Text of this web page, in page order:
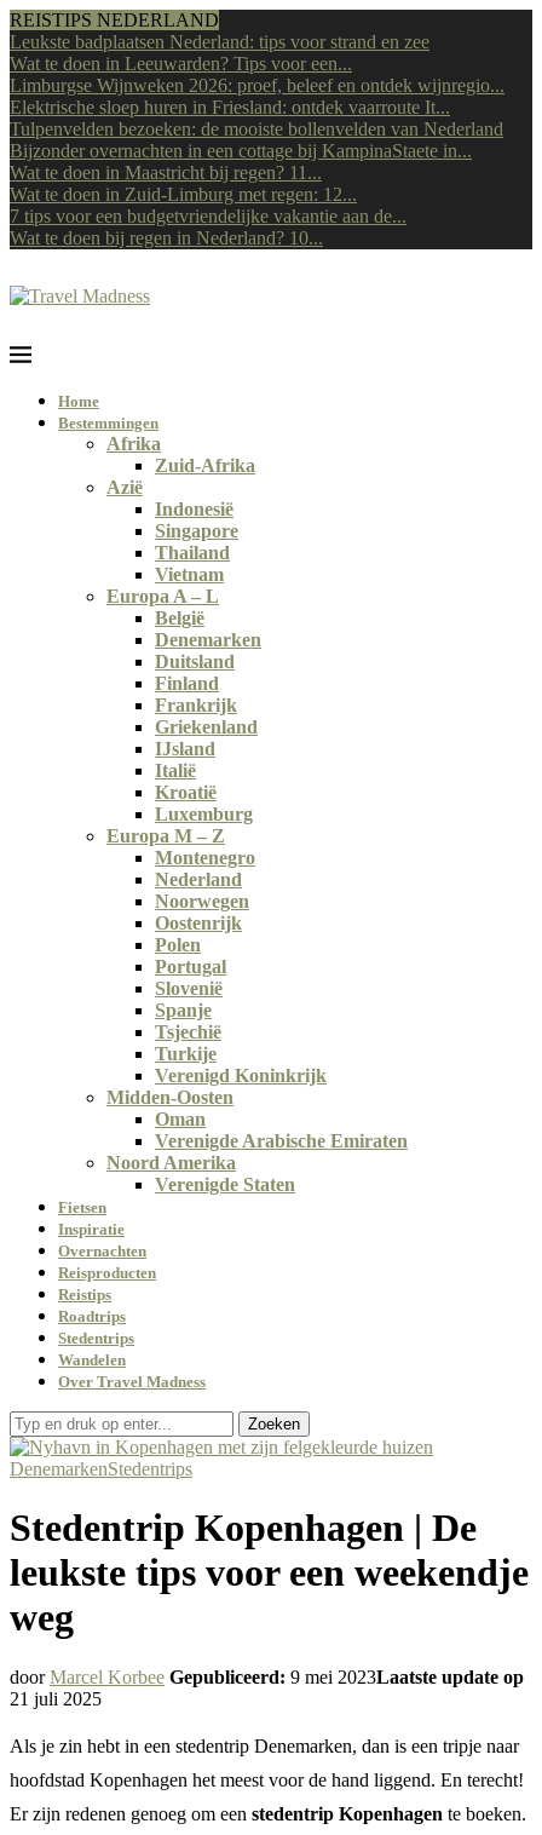
REISTIPS NEDERLAND
Leukste badplaatsen Nederland: tips voor strand en zee
Wat te doen in Leeuwarden? Tips voor een...
Limburgse Wijnweken 2026: proef, beleef en ontdek wijnregio...
Elektrische sloep huren in Friesland: ontdek vaarroute It...
Tulpenvelden bezoeken: de mooiste bollenvelden van Nederland
Bijzonder overnachten in een cottage bij KampinaStaete in...
Wat te doen in Maastricht bij regen? 11...
Wat te doen in Zuid-Limburg met regen: 12...
7 tips voor een budgetvriendelijke vakantie aan de...
Wat te doen bij regen in Nederland? 10...
Home
Bestemmingen
Afrika
Zuid-Afrika
Azië
Indonesië
Singapore
Thailand
Vietnam
Europa A – L
België
Denemarken
Duitsland
Finland
Frankrijk
Griekenland
IJsland
Italië
Kroatië
Luxemburg
Europa M – Z
Montenegro
Nederland
Noorwegen
Oostenrijk
Polen
Portugal
Slovenië
Spanje
Tsjechië
Turkije
Verenigd Koninkrijk
Midden-Oosten
Oman
Verenigde Arabische Emiraten
Noord Amerika
Verenigde Staten
Fietsen
Inspiratie
Overnachten
Reisproducten
Reistips
Roadtrips
Stedentrips
Wandelen
Over Travel Madness
Zoeken
DenemarkenStedentrips
Stedentrip Kopenhagen | De
leukste tips voor een weekendje
weg
doorMarcel Korbee Gepubliceerd: 9 mei 2023Laatste update op
21 juli 2025
Als je zin hebt in een stedentrip Denemarken, dan is een tripje naar
hoofdstad Kopenhagen het meest voor de hand liggend. En terecht!
Er zijn redenen genoeg om een stedentrip Kopenhagen te boeken.